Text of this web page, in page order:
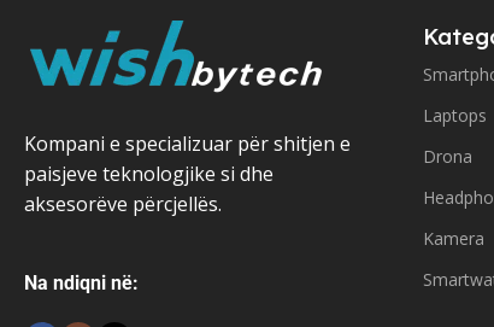
Kompani e specializuar për shitjen e
paisjeve teknologjike si dhe
aksesorëve përcjellës.
Na ndiqni në:
Laptops
Drona
Kamera